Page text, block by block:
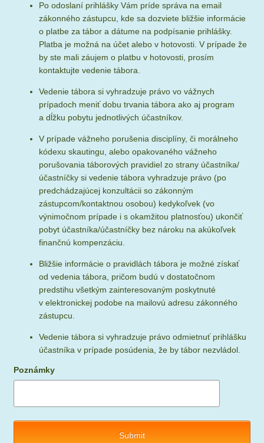
Po odoslaní prihlášky Vám príde správa na email
zákonného zástupcu, kde sa dozviete bližšie informácie
o platbe za tábor a dátume na podpísanie prihlášky.
Platba je možná na účet alebo v hotovosti. V prípade že
by ste mali záujem o platbu v hotovosti, prosím
kontaktujte vedenie tábora.
Vedenie tábora si vyhradzuje právo vo vážnych
prípadoch meniť dobu trvania tábora ako aj program
a dĺžku pobytu jednotlivých účastníkov.
V prípade vážneho porušenia disciplíny, či morálneho
kódexu skautingu, alebo opakovaného vážneho
porušovania táborových pravidiel zo strany účastníka/
účastníčky si vedenie tábora vyhradzuje právo (po
predchádzajúcej konzultácii so zákonným
zástupcom/kontaktnou osobou) kedykoľvek (vo
výnimočnom prípade i s okamžitou platnosťou) ukončiť
pobyt účastníka/účastníčky bez nároku na akúkoľvek
finančnú kompenzáciu.
Bližšie informácie o pravidlách tábora je možné získať
od vedenia tábora, pričom budú v dostatočnom
predstihu všetkým zainteresovaným poskytnuté
v elektronickej podobe na mailovú adresu zákonného
zástupcu.
Vedenie tábora si vyhradzuje právo odmietnuť prihlášku
účastníka v prípade posúdenia, že by tábor nezvládol.
Poznámky
Submit